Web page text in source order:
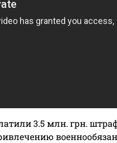
3.5 млн. грн.